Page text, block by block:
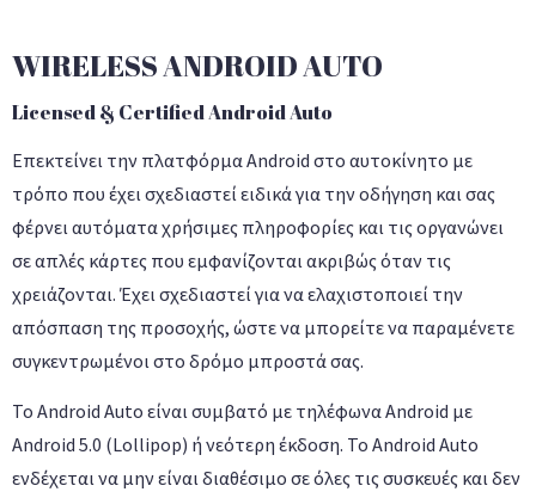
WIRELESS ANDROID AUTO
Licensed & Certified Android Auto
Επεκτείνει την πλατφόρμα Android στο αυτοκίνητο με
τρόπο που έχει σχεδιαστεί ειδικά για την οδήγηση και σας
φέρνει αυτόματα χρήσιμες πληροφορίες και τις οργανώνει
σε απλές κάρτες που εμφανίζονται ακριβώς όταν τις
χρειάζονται. Έχει σχεδιαστεί για να ελαχιστοποιεί την
απόσπαση της προσοχής, ώστε να μπορείτε να παραμένετε
συγκεντρωμένοι στο δρόμο μπροστά σας.
Το Android Auto είναι συμβατό με τηλέφωνα Android με
Android 5.0 (Lollipop) ή νεότερη έκδοση. Το Android Auto
ενδέχεται να μην είναι διαθέσιμο σε όλες τις συσκευές και δεν